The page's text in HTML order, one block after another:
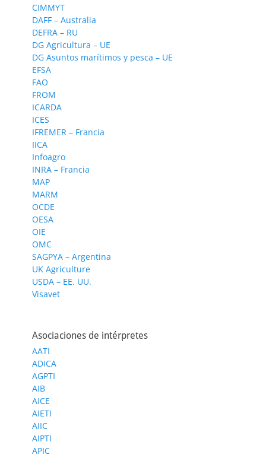
CIMMYT
DAFF – Australia
DEFRA – RU
DG Agricultura – UE
DG Asuntos marítimos y pesca – UE
EFSA
FAO
FROM
ICARDA
ICES
IFREMER – Francia
IICA
Infoagro
INRA – Francia
MAP
MARM
OCDE
OESA
OIE
OMC
SAGPYA – Argentina
UK Agriculture
USDA – EE. UU.
Visavet
Asociaciones de intérpretes
AATI
ADICA
AGPTI
AIB
AICE
AIETI
AIIC
AIPTI
APIC